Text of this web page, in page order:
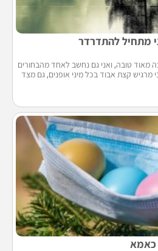
מתחיל להתדרדר
מאוד טובה, ואני גם נחשב לאחד מהבחורים
מרגיש קצת אבוד בכל מיני אופנים, גם מצד
כאמא